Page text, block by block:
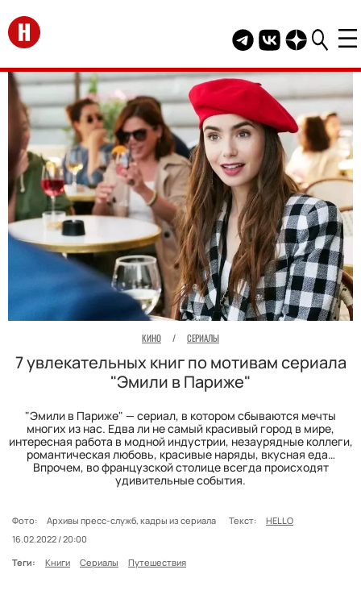
Перейти на главную
Telegram канал
Группа HELLO
Канал
КИНО / СЕРИАЛЫ
7 увлекательных книг по мотивам сериала
"Эмили в Париже"
"Эмили в Париже" — сериал, в котором сбываются мечты
многих из нас. Едва ли не самый красивый город в мире,
интересная работа в модной индустрии, незаурядные коллеги,
романтическая любовь, красивые наряды, вкусная еда…
Впрочем, во французской столице всегда происходят
удивительные события.
Фото: Архивы пресс-служб, кадры из сериала Текст:
HELLO
16.02.2022 / 20:00
Теги:
Книги Сериалы Путешествия